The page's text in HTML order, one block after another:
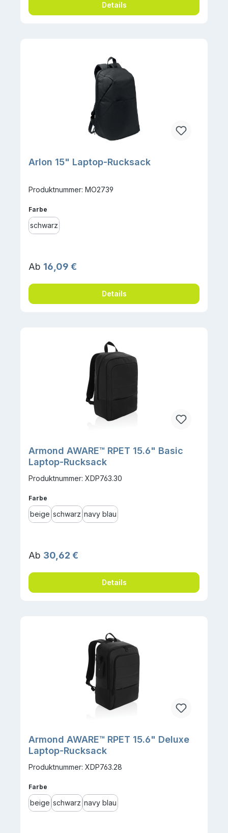
Details
Arlon 15" Laptop-Rucksack
Produktnummer: MO2739
Farbe
schwarz
Regulärer Preis:
Ab 16,09 €
Details
Armond AWARE™ RPET 15.6" Basic
Laptop-Rucksack
Produktnummer: XDP763.30
Farbe
beige schwarz navy blau
Regulärer Preis:
Ab 30,62 €
Details
Armond AWARE™ RPET 15.6" Deluxe
Laptop-Rucksack
Produktnummer: XDP763.28
Farbe
beige schwarz navy blau